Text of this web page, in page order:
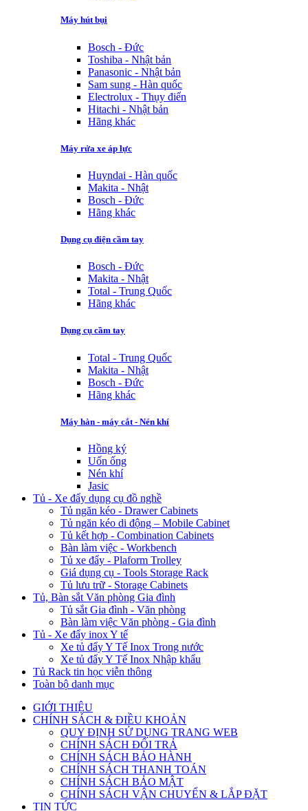
Máy hút bụi
Bosch - Đức
Toshiba - Nhật bản
Panasonic - Nhật bản
Sam sung - Hàn quốc
Electrolux - Thụy điển
Hitachi - Nhật bản
Hãng khác
Máy rửa xe áp lực
Huyndai - Hàn quốc
Makita - Nhật
Bosch - Đức
Hãng khác
Dụng cụ điện cầm tay
Bosch - Đức
Makita - Nhật
Total - Trung Quốc
Hãng khác
Dụng cụ cầm tay
Total - Trung Quốc
Makita - Nhật
Bosch - Đức
Hãng khác
Máy hàn - máy cắt - Nén khí
Hồng ký
Uốn ống
Nén khí
Jasic
Tủ - Xe đẩy dụng cụ đồ nghề
Tủ ngăn kéo - Drawer Cabinets
Tủ ngăn kéo di động – Mobile Cabinet
Tủ kết hợp - Combination Cabinets
Bàn làm việc - Workbench
Tủ xe đẩy - Plaform Trolley
Giá dụng cụ - Tools Storage Rack
Tủ lưu trữ - Storage Cabinets
Tủ, Bàn sắt Văn phòng Gia đình
Tủ sắt Gia đình - Văn phòng
Bàn làm việc Văn phòng - Gia đình
Tủ - Xe đẩy inox Y tế
Xe tủ đẩy Y Tế Inox Trong nước
Xe tủ đẩy Y Tế Inox Nhập khẩu
Tủ Rack tin học viễn thông
Toàn bộ danh mục
GIỚI THIỆU
CHÍNH SÁCH & ĐIỀU KHOẢN
QUY ĐỊNH SỬ DỤNG TRANG WEB
CHÍNH SÁCH ĐỔI TRẢ
CHÍNH SÁCH BẢO HÀNH
CHÍNH SÁCH THANH TOÁN
CHÍNH SÁCH BẢO MẬT
CHÍNH SÁCH VẬN CHUYỂN & LẮP ĐẶT
TIN TỨC